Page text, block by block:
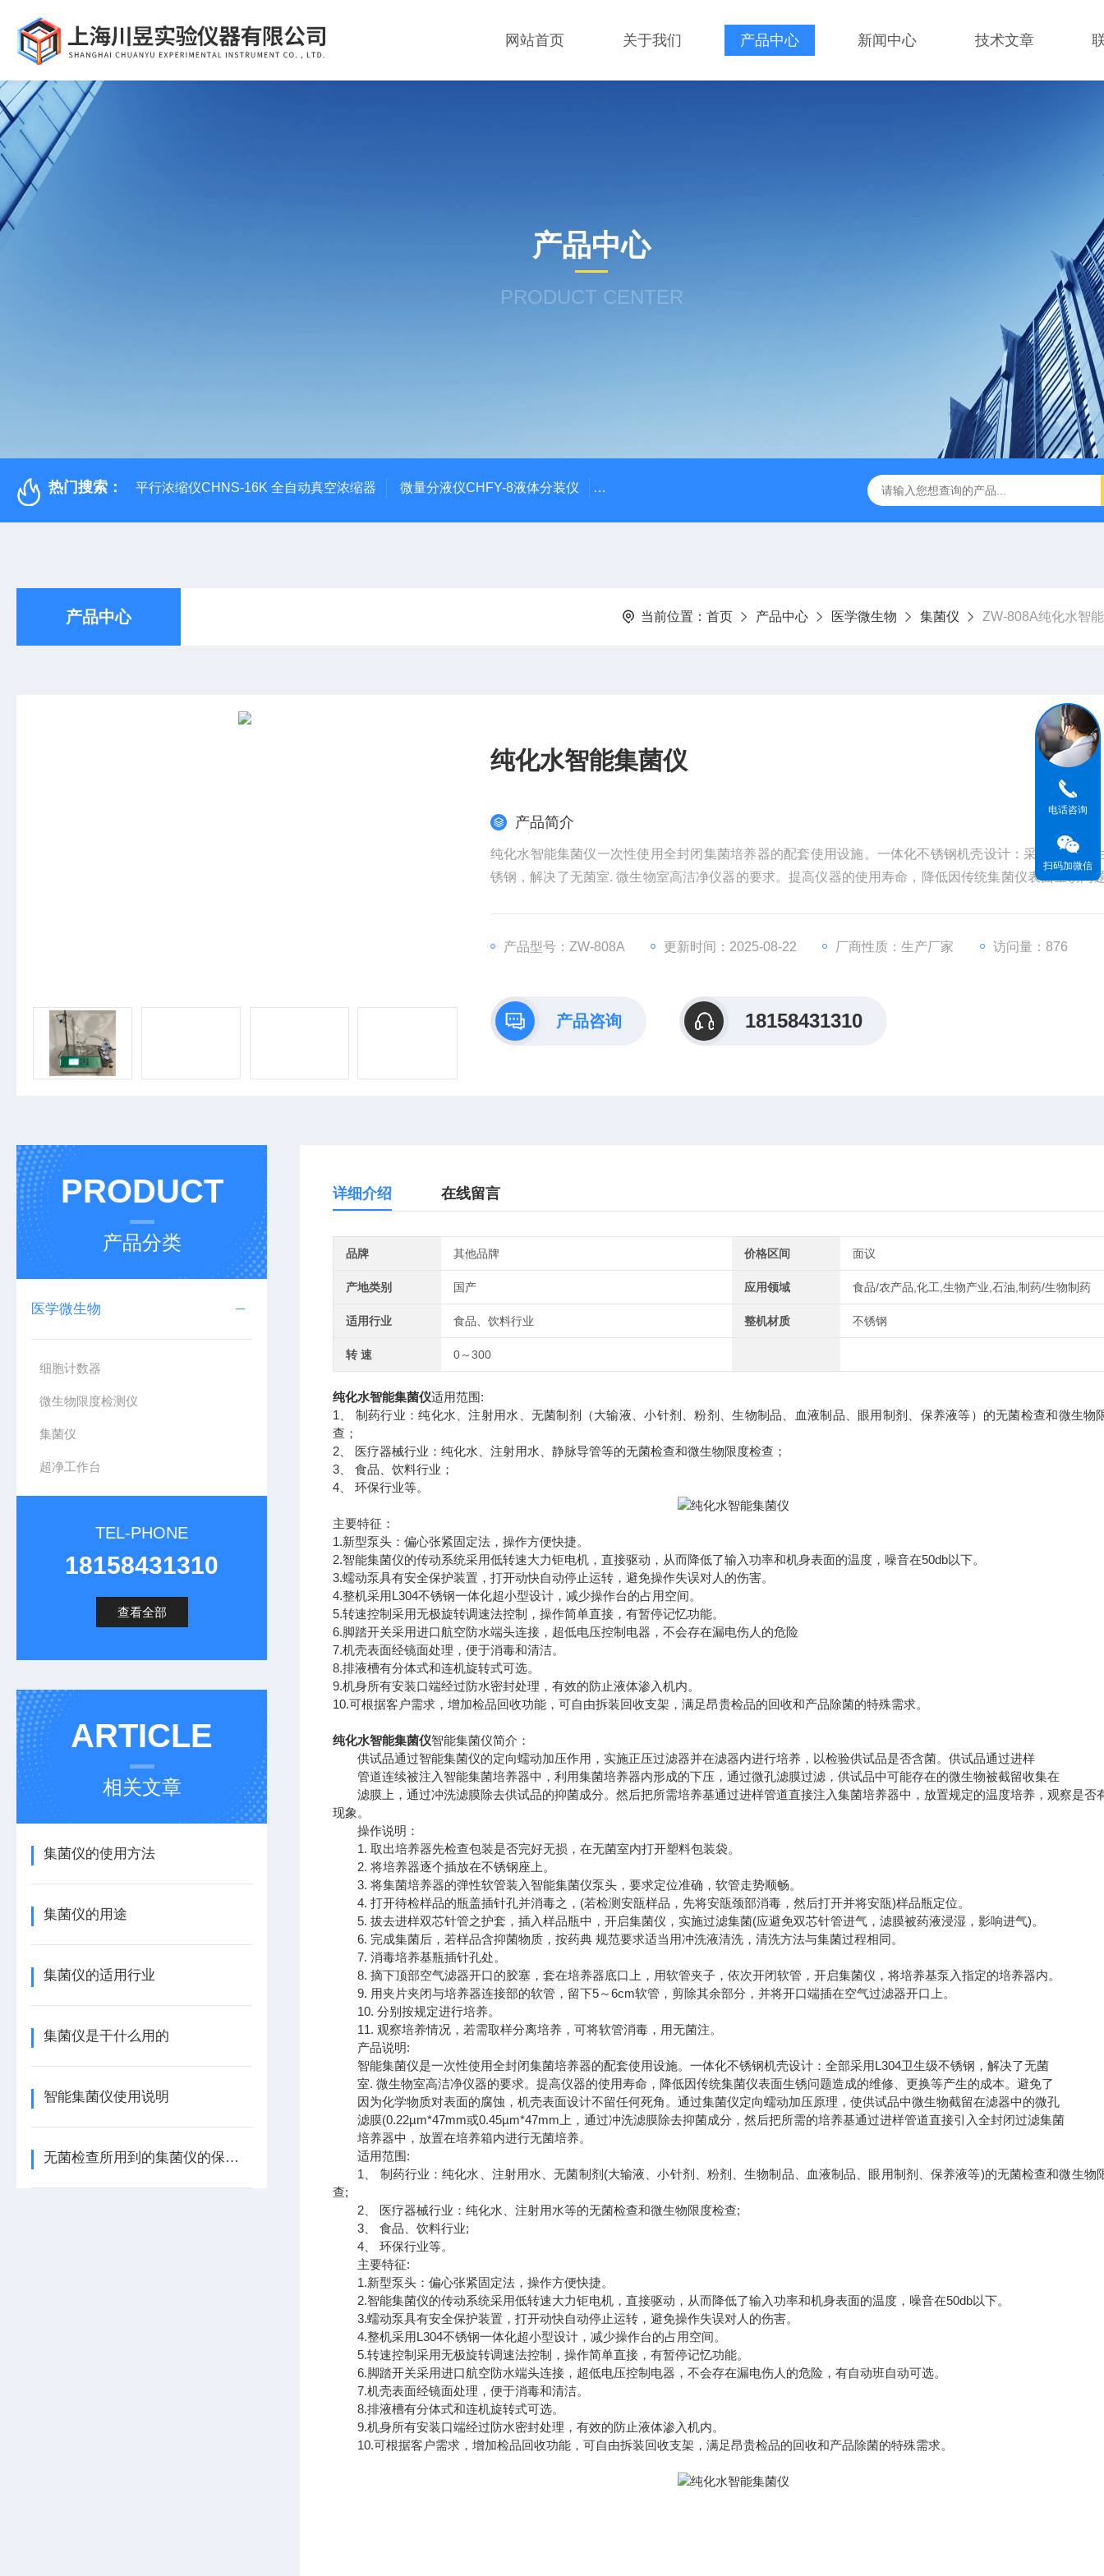
网站首页 关于我们 产品中心 新闻中心 技术文章
产品中心
PRODUCT CENTER
热门搜索： 平行浓缩仪CHNS-16K 全自动真空浓缩器 微量分液仪CHFY-8液体分装仪 全自动放射性水样蒸发浓缩赶酸仪ZDGS-8 厌氧手套箱YQX-I半自动厌氧培养箱
产品中心 当前位置： 首页 产品中心 医学微生物 集菌仪 ZW-808A纯化水智
纯化水智能集菌仪
产品简介
纯化水智能集菌仪一次性使用全封闭集菌培养器的配套使用设施。一体化不锈钢机壳设计：采用L304卫
锈钢，解决了无菌室. 微生物室高洁净仪器的要求。提高仪器的使用寿命，降低因传统集菌仪表面生锈问
产品型号：ZW-808A
更新时间：2025-08-22 厂商性质：生产厂家 访问量：876
产品咨询 18158431310
PRODUCT
产品分类
医学微生物
细胞计数器
微生物限度检测仪
集菌仪
超净工作台
TEL-PHONE
18158431310
查看全部
ARTICLE
相关文章
集菌仪的使用方法
集菌仪的用途
集菌仪的适用行业
集菌仪是干什么用的
智能集菌仪使用说明
无菌检查所用到的集菌仪的保养手册
详细介绍 在线留言
品牌 其他品牌 价格区间 面议
产地类别 国产 应用领域 食品/农产品,化工,生物产业,石油,制药/生物制药
适用行业 食品、饮料行业 整机材质 不锈钢
转 速 0～300
纯化水智能集菌仪适用范围:
1、 制药行业：纯化水、注射用水、无菌制剂（大输液、小针剂、粉剂、生物制品、血液制品、眼用制剂、保养液等）的无菌检查和微生物
查；
2、 医疗器械行业：纯化水、注射用水、静脉导管等的无菌检查和微生物限度检查；
3、 食品、饮料行业；
4、 环保行业等。
主要特征：
1.新型泵头：偏心张紧固定法，操作方便快捷。
2.智能集菌仪的传动系统采用低转速大力钜电机，直接驱动，从而降低了输入功率和机身表面的温度，噪音在50db以下。
3.蠕动泵具有安全保护装置，打开动快自动停止运转，避免操作失误对人的伤害。
4.整机采用L304不锈钢一体化超小型设计，减少操作台的占用空间。
5.转速控制采用无极旋转调速法控制，操作简单直接，有暂停记忆功能。
6.脚踏开关采用进口航空防水端头连接，超低电压控制电器，不会存在漏电伤人的危险
7.机壳表面经镜面处理，便于消毒和清洁。
8.排液槽有分体式和连机旋转式可选。
9.机身所有安装口端经过防水密封处理，有效的防止液体渗入机内。
10.可根据客户需求，增加检品回收功能，可自由拆装回收支架，满足昂贵检品的回收和产品除菌的特殊需求。
纯化水智能集菌仪智能集菌仪简介：
供试品通过智能集菌仪的定向蠕动加压作用，实施正压过滤器并在滤器内进行培养，以检验供试品是否含菌。供试品通过进样
管道连续被注入智能集菌培养器中，利用集菌培养器内形成的下压，通过微孔滤膜过滤，供试品中可能存在的微生物被截留收集在
滤膜上，通过冲洗滤膜除去供试品的抑菌成分。然后把所需培养基通过进样管道直接注入集菌培养器中，放置规定的温度培养，观察是否
现象。
操作说明：
1. 取出培养器先检查包装是否完好无损，在无菌室内打开塑料包装袋。
2. 将培养器逐个插放在不锈钢座上。
3. 将集菌培养器的弹性软管装入智能集菌仪泵头，要求定位准确，软管走势顺畅。
4. 打开待检样品的瓶盖插针孔并消毒之，(若检测安瓿样品，先将安瓿颈部消毒，然后打开并将安瓿)样品瓶定位。
5. 拔去进样双芯针管之护套，插入样品瓶中，开启集菌仪，实施过滤集菌(应避免双芯针管进气，滤膜被药液浸湿，影响进气)。
6. 完成集菌后，若样品含抑菌物质，按药典 规范要求适当用冲洗液清洗，清洗方法与集菌过程相同。
7. 消毒培养基瓶插针孔处。
8. 摘下顶部空气滤器开口的胶塞，套在培养器底口上，用软管夹子，依次开闭软管，开启集菌仪，将培养基泵入指定的培养器内。
9. 用夹片夹闭与培养器连接部的软管，留下5～6cm软管，剪除其余部分，并将开口端插在空气过滤器开口上。
10. 分别按规定进行培养。
11. 观察培养情况，若需取样分离培养，可将软管消毒，用无菌注。
产品说明:
智能集菌仪是一次性使用全封闭集菌培养器的配套使用设施。一体化不锈钢机壳设计：全部采用L304卫生级不锈钢，解决了无菌
室. 微生物室高洁净仪器的要求。提高仪器的使用寿命，降低因传统集菌仪表面生锈问题造成的维修、更换等产生的成本。避免了
因为化学物质对表面的腐蚀，机壳表面设计不留任何死角。通过集菌仪定向蠕动加压原理，使供试品中微生物截留在滤器中的微孔
滤膜(0.22µm*47mm或0.45µm*47mm上，通过冲洗滤膜除去抑菌成分，然后把所需的培养基通过进样管道直接引入全封闭过滤集菌
培养器中，放置在培养箱内进行无菌培养。
适用范围:
1、 制药行业：纯化水、注射用水、无菌制剂(大输液、小针剂、粉剂、生物制品、血液制品、眼用制剂、保养液等)的无菌检查和微生物
查;
2、 医疗器械行业：纯化水、注射用水等的无菌检查和微生物限度检查;
3、 食品、饮料行业;
4、 环保行业等。
主要特征:
1.新型泵头：偏心张紧固定法，操作方便快捷。
2.智能集菌仪的传动系统采用低转速大力钜电机，直接驱动，从而降低了输入功率和机身表面的温度，噪音在50db以下。
3.蠕动泵具有安全保护装置，打开动快自动停止运转，避免操作失误对人的伤害。
4.整机采用L304不锈钢一体化超小型设计，减少操作台的占用空间。
5.转速控制采用无极旋转调速法控制，操作简单直接，有暂停记忆功能。
6.脚踏开关采用进口航空防水端头连接，超低电压控制电器，不会存在漏电伤人的危险，有自动班自动可选。
7.机壳表面经镜面处理，便于消毒和清洁。
8.排液槽有分体式和连机旋转式可选。
9.机身所有安装口端经过防水密封处理，有效的防止液体渗入机内。
10.可根据客户需求，增加检品回收功能，可自由拆装回收支架，满足昂贵检品的回收和产品除菌的特殊需求。
电话咨询
扫码加微信